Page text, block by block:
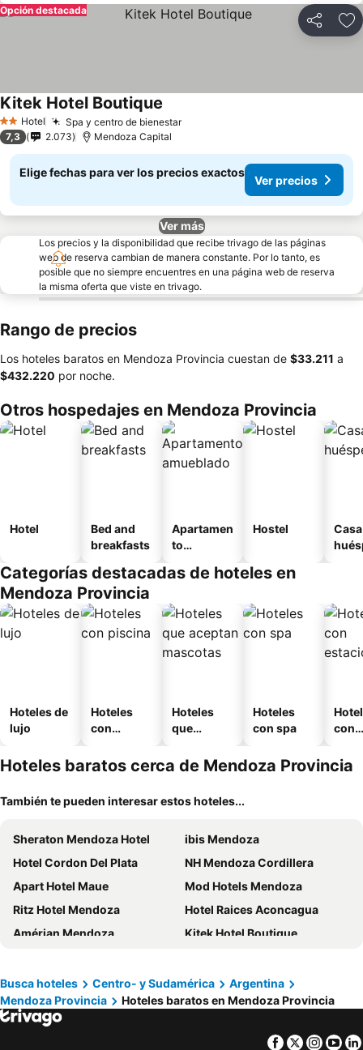
Compartir
Opción destacada
2 Estrellas
Hotel Spa y centro de bienestarVer precios
Kitek Hotel Boutique
7,3 2.073 Mendoza Capital
Elige fechas para ver los precios exactos
Ver precios
Ver más
Los precios y la disponibilidad que recibe trivago de las páginas
web de reserva cambian de manera constante. Por lo tanto, es
posible que no siempre encuentres en una página web de reserva
la misma oferta que viste en trivago.
Rango de precios
Los hoteles baratos en Mendoza Provincia cuestan de ‎$33.211 a
‎$432.220 por noche.
Otros hospedajes en Mendoza Provincia
Hotel
Bed and
breakfasts
Apartamen
to
o
Hostel
Categorías destacadas de hoteles en
Mendoza Provincia
Hoteles de
lujo
Hoteles
con
Hoteles
que
mascotas
Hoteles
con spa
con
Hoteles baratos cerca de Mendoza Provincia
También te pueden interesar estos hoteles...
Sheraton Mendoza Hotel
ibis Mendoza
Hotel Cordon Del Plata
NH Mendoza Cordillera
Apart Hotel Maue
Mod Hotels Mendoza
Ritz Hotel Mendoza
Hotel Raices Aconcagua
Amérian Mendoza
Kitek Hotel Boutique
Hotel Mendoza
Hotel América
Fuente Mayor Hotel Terminal
Diplomatic Hotel
Hotel Princess
Busca hoteles Centro- y Sudamérica
Argentina
Mendoza Provincia
Hoteles baratos en Mendoza Provincia
Facebook
Twitter